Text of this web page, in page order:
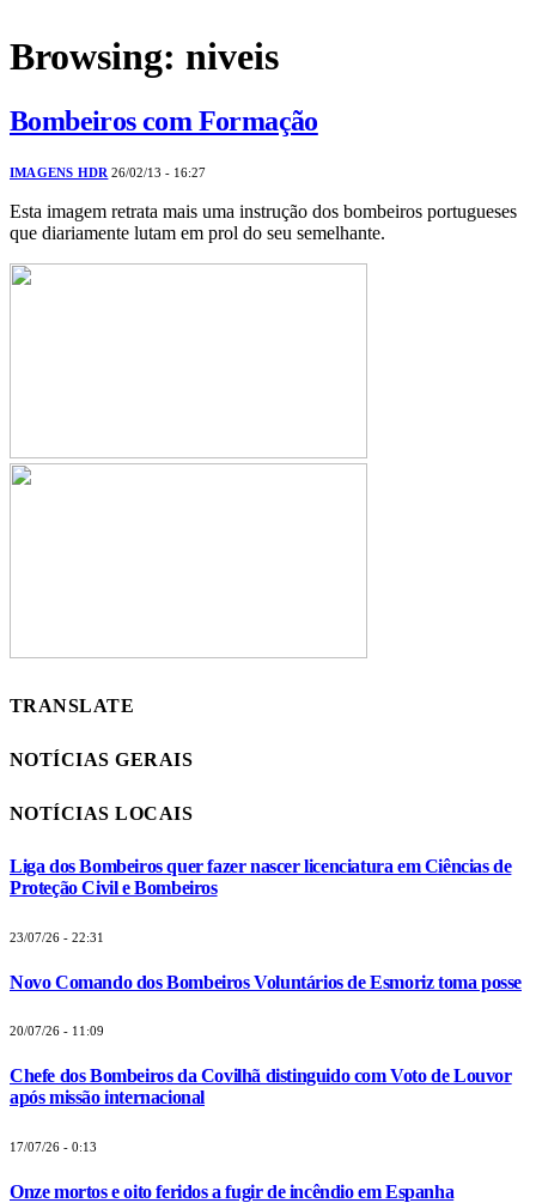
Browsing: niveis
Bombeiros com Formação
IMAGENS HDR 26/02/13 - 16:27
Esta imagem retrata mais uma instrução dos bombeiros portugueses
que diariamente lutam em prol do seu semelhante.
TRANSLATE
NOTÍCIAS GERAIS
NOTÍCIAS LOCAIS
Liga dos Bombeiros quer fazer nascer licenciatura em Ciências de
Proteção Civil e Bombeiros
23/07/26 - 22:31
Novo Comando dos Bombeiros Voluntários de Esmoriz toma posse
20/07/26 - 11:09
Chefe dos Bombeiros da Covilhã distinguido com Voto de Louvor
após missão internacional
17/07/26 - 0:13
Onze mortos e oito feridos a fugir de incêndio em Espanha